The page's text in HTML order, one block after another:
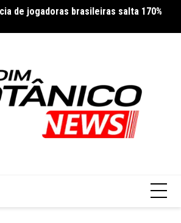
de jogadoras brasileiras salta 170%